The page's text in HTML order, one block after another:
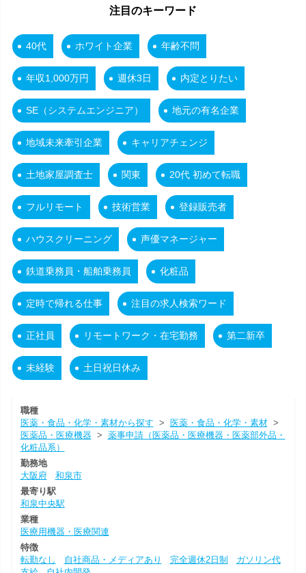
注目のキーワード
40代 ホワイト企業 年齢不問
年収1,000万円 週休3日 内定とりたい
SE（システムエンジニア） 地元の有名企業
地域未来牽引企業 キャリアチェンジ
土地家屋調査士 関東 20代 初めて転職
フルリモート 技術営業 登録販売者
ハウスクリーニング 声優マネージャー
鉄道乗務員・船舶乗務員 化粧品
定時で帰れる仕事 注目の求人検索ワード
正社員 リモートワーク・在宅勤務 第二新卒
未経験 土日祝日休み
職種
医薬・食品・化学・素材から探す > 医薬・食品・化学・素材>
医薬品・医療機器> 薬事申請（医薬品・医療機器・医薬部外品・
化粧品系）
勤務地
大阪府
和泉市
最寄り駅
和泉中央駅
業種
医療用機器・医療関連
特徴
転勤なし
自社商品・メディアあり 完全週休2日制
ガソリン代